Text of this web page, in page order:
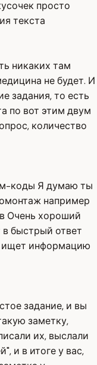
просто
текста
никаких там
не будет. И
задания, то есть
по вот этим двум
количество
коды Я думаю ты
например
Очень хороший
в быстрый ответ
ищет информацию
задание, и вы
заметку,
их, выслали
и в итоге у вас,